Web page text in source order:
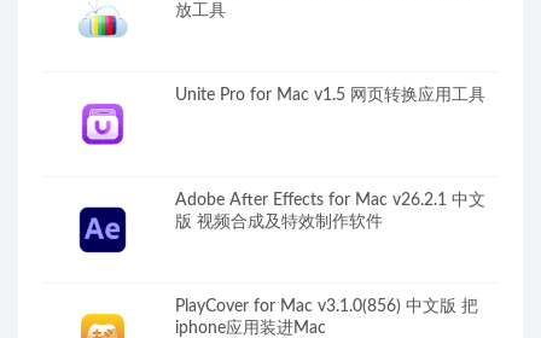
放工具
Unite Pro for Mac v1.5 网页转换应用工具
Adobe After Effects for Mac v26.2.1 中文
版 视频合成及特效制作软件
PlayCover for Mac v3.1.0(856) 中文版 把
iphone应用装进Mac